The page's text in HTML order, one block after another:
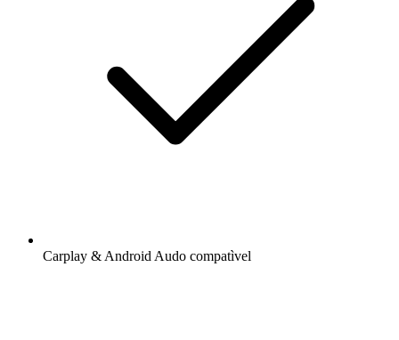
Carplay & Android Audo compatìvel